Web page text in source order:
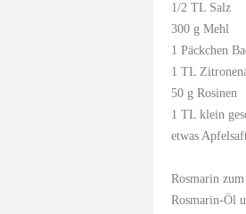
1/2 TL Salz
300 g Mehl
1 Päckchen
1 TL
50 g Rosinen
1 TL klein
etwas
Rosmarin
Rosmarin-Öl